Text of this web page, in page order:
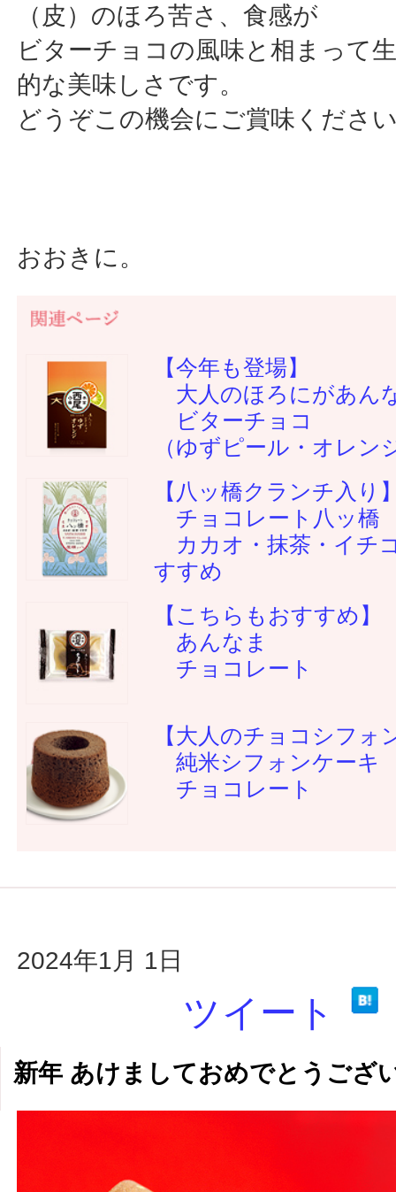
（皮）のほろ苦さ、食感が
ビターチョコの風味と相まって
的な美味しさです。
どうぞこの機会にご賞味くださ
おおきに。
【今年も登場】
大人のほろにがあん
ビターチョコ
（ゆずピール・オレン
【八ッ橋クランチ入り
チョコレート八ッ橋
カカオ・抹茶・イチ
すすめ
【こちらもおすすめ】
あんなま
チョコレート
【大人のチョコシフォ
純米シフォンケーキ
チョコレート
2024年1月 1日
ツイート
新年 あけましておめでとうござ